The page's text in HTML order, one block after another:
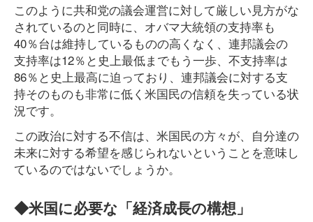
このように共和党の議会運営に対して厳しい見方がな
されているのと同時に、オバマ大統領の支持率も
40％台は維持しているものの高くなく、連邦議会の
支持率は12％と史上最低までもう一歩、不支持率は
86％と史上最高に迫っており、連邦議会に対する支
持そのものも非常に低く米国民の信頼を失っている状
況です。
この政治に対する不信は、米国民の方々が、自分達の
未来に対する希望を感じられないということを意味し
ているのではないでしょうか。
◆米国に必要な「経済成長の構想」